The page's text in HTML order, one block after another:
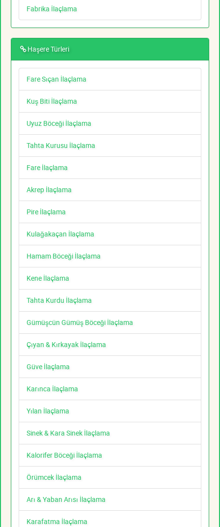
Fabrika İlaçlama
Haşere Türleri
Fare Sıçan İlaçlama
Kuş Biti İlaçlama
Uyuz Böceği İlaçlama
Tahta Kurusu İlaçlama
Fare İlaçlama
Akrep İlaçlama
Pire İlaçlama
Kulağakaçan İlaçlama
Hamam Böceği İlaçlama
Kene İlaçlama
Tahta Kurdu İlaçlama
Gümüşcün Gümüş Böceği İlaçlama
Çıyan & Kırkayak İlaçlama
Güve İlaçlama
Karınca İlaçlama
Yılan İlaçlama
Sinek & Kara Sinek İlaçlama
Kalorifer Böceği İlaçlama
Örümcek İlaçlama
Arı & Yaban Arısı İlaçlama
Karafatma İlaçlama